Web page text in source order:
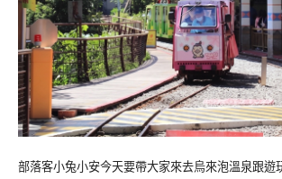
部落客小兔小安今天要帶大家來去烏來泡溫泉跟遊